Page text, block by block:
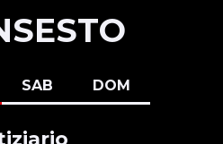
SAB DOM